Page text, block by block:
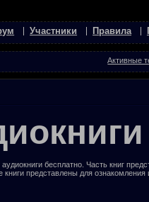
Участники Правила
Активные
бесплатно. Часть книг
представлены для